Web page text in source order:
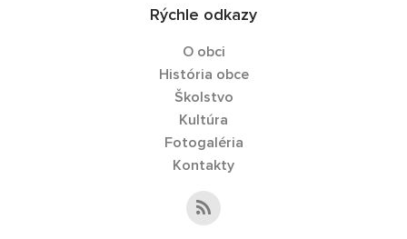
Rýchle odkazy
O obci
História obce
Školstvo
Kultúra
Fotogaléria
Kontakty